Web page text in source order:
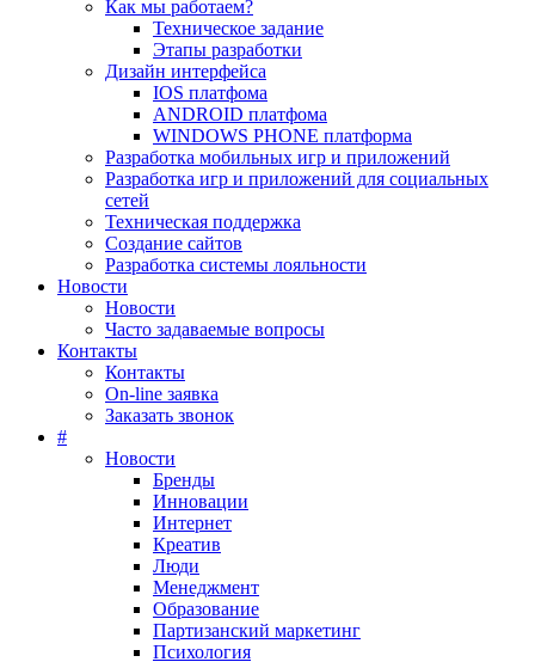
Как мы работаем?
Техническое задание
Этапы разработки
Дизайн интерфейса
IOS платфома
ANDROID платфома
WINDOWS PHONE платформа
Разработка мобильных игр и приложений
Разработка игр и приложений для социальных
сетей
Техническая поддержка
Создание сайтов
Разработка системы лояльности
Новости
Новости
Часто задаваемые вопросы
Контакты
Контакты
On-line заявка
Заказать звонок
#
Новости
Бренды
Инновации
Интернет
Креатив
Люди
Менеджмент
Образование
Партизанский маркетинг
Психология